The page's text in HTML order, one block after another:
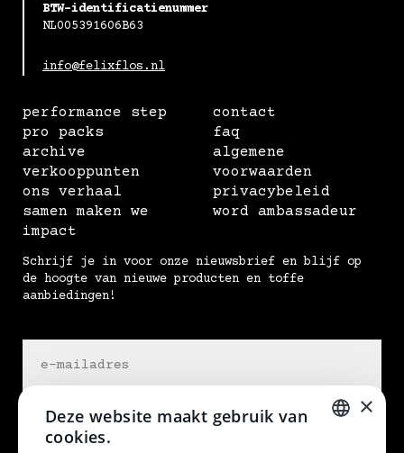
BTW-identificatienummer
NL005391606B63
info@felixflos.nl
performance step
pro packs
archive
verkooppunten
ons verhaal
samen maken we
impact
contact
faq
algemene
voorwaarden
privacybeleid
word ambassadeur
Schrijf je in voor onze nieuwsbrief en blijf op
de hoogte van nieuwe producten en toffe
aanbiedingen!
×
Deze website maakt gebruik van
cookies.